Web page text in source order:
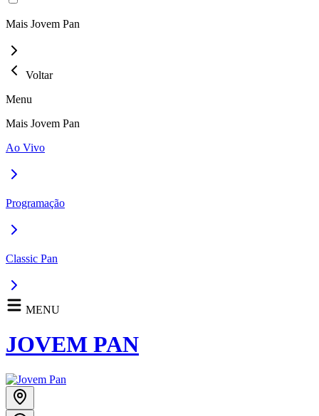
Mais Jovem Pan
Voltar
Menu
Mais Jovem Pan
Ao Vivo
Programação
Classic Pan
MENU
JOVEM PAN